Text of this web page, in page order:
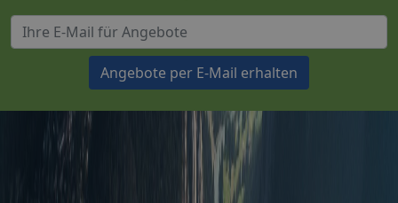
Angebote per E-Mail erhalten